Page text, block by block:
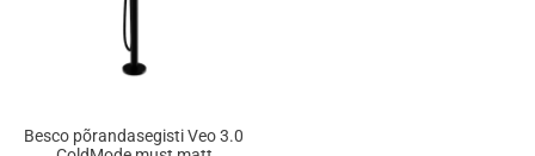
Besco põrandasegisti Veo 3.0